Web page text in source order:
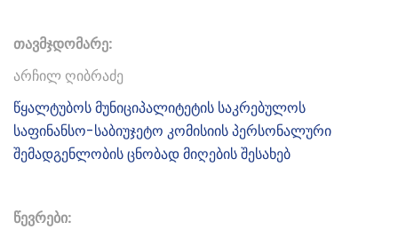
თავმჯდომარე:
არჩილ ღიბრაძე
წყალტუბოს მუნიციპალიტეტის საკრებულოს
საფინანსო-საბიუჯეტო კომისიის პერსონალური
შემადგენლობის ცნობად მიღების შესახებ
წევრები: